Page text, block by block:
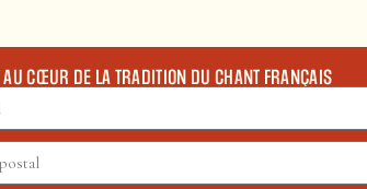
AU CŒUR DE LA TRADITION DU CHANT FRANÇAIS